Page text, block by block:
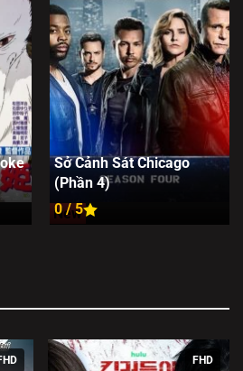
New
Sở Cảnh Sát Chicago
(Phần 4)
0 / 5
FHD